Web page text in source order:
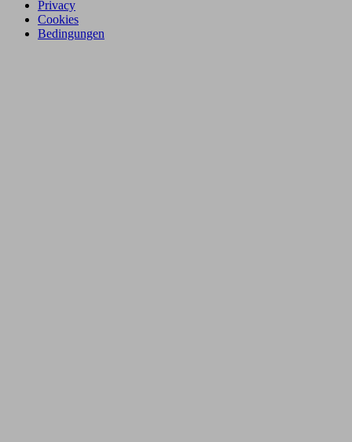
Privacy
Cookies
Bedingungen